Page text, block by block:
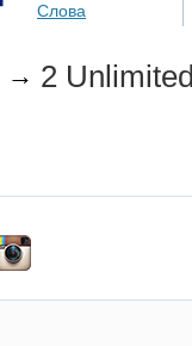
Слова
→ 2 Unlimited